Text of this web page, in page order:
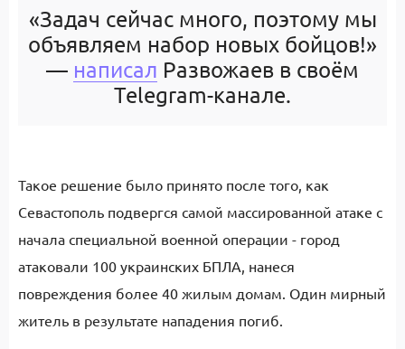
«Задач сейчас много, поэтому мы
объявляем набор новых бойцов!»
— написал Развожаев в своём
Telegram-канале.
Такое решение было принято после того, как
Севастополь подвергся самой массированной атаке с
начала специальной военной операции - город
атаковали 100 украинских БПЛА, нанеся
повреждения более 40 жилым домам. Один мирный
житель в результате нападения погиб.